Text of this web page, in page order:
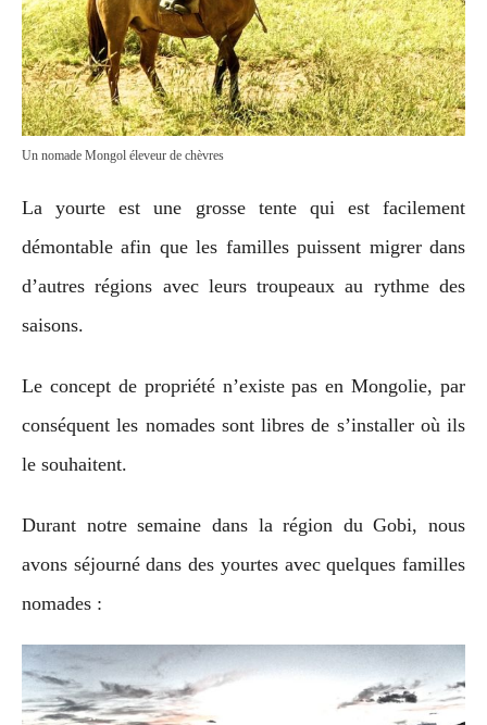
Un nomade Mongol éleveur de chèvres
La yourte est une grosse tente qui est facilement
démontable afin que les familles puissent migrer dans
d’autres régions avec leurs troupeaux au rythme des
saisons.
Le concept de propriété n’existe pas en Mongolie, par
conséquent les nomades sont libres de s’installer où ils
le souhaitent.
Durant notre semaine dans la région du Gobi, nous
avons séjourné dans des yourtes avec quelques familles
nomades :